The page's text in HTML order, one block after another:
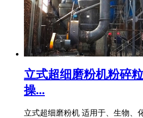
立式超细磨粉机粉碎
操...
立式超细磨粉机 适用于、生物、